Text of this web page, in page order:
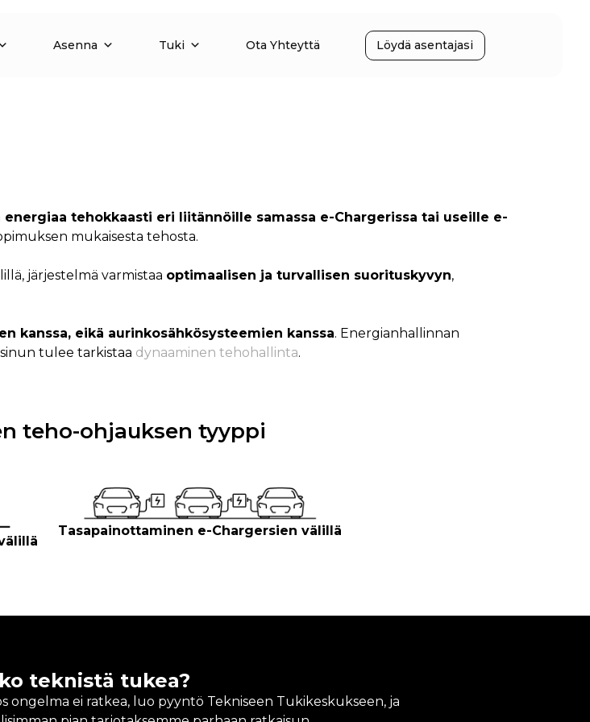
Asenna Tuki Ota Yhteyttä Löydä asentajasi
energiaa tehokkaasti eri liitännöille samassa e-Chargerissa tai useille e-
mukaisesta tehosta.
järjestelmä varmistaa optimaalisen ja turvallisen suorituskyvyn,
kanssa, eikä aurinkosähkösysteemien kanssa. Energianhallinnan
tulee tarkistaa dynaaminen tehohallinta.
teho-ohjauksen tyyppi
Tasapainottaminen e-Chargersien välillä
teknistä tukea?
ongelma ei ratkea, luo pyyntö Tekniseen Tukikeskukseen, ja